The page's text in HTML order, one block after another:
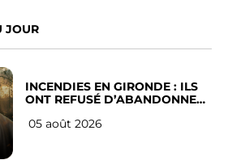
JOUR
INCENDIES EN GIRONDE : ILS
ONT REFUSÉ D’ABANDONNER
05 août 2026